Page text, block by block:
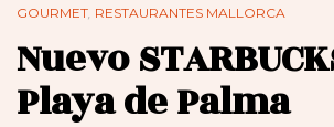
GOURMET, RESTAURANTES MALLORCA
Nuevo
Playa de Palma